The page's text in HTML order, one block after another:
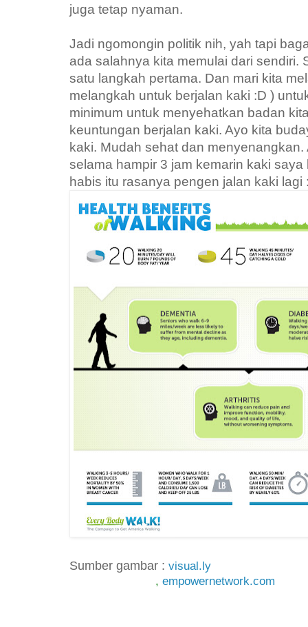
juga tetap nyaman.
Jadi ngomongin politik nih, yah tapi
ada salahnya kita memulai dari sendiri.
satu langkah pertama. Dan mari kita
melangkah untuk berjalan kaki :D )
minimum untuk menyehatkan badan
keuntungan berjalan kaki. Ayo kita
kaki. Mudah sehat dan
selama hampir 3 jam kemarin kaki
habis itu rasanya pengen jalan kaki
Sumber gambar : visual.ly
, empowernetwork.com